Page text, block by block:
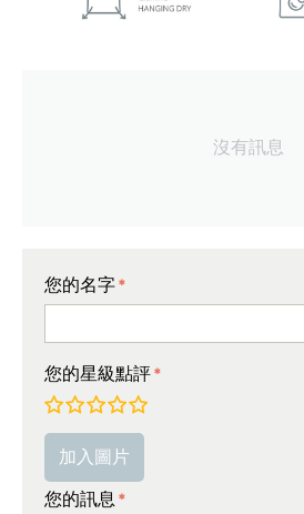
沒有訊息
您的名字
您的星級點評
非常好
平均
較差
非常差
加入圖片
您的訊息